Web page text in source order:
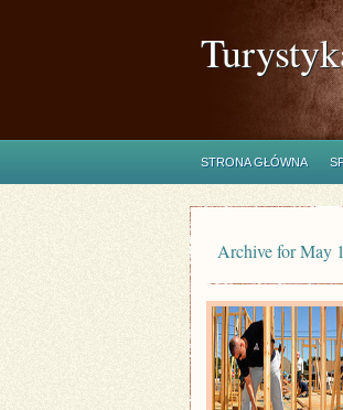
STRONA GŁÓWNA
Archive for May